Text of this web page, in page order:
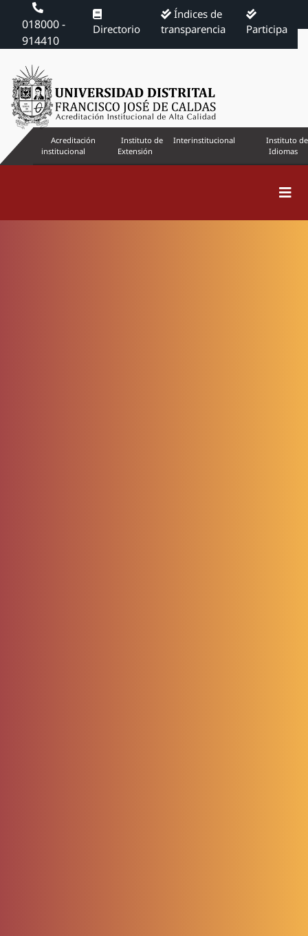
018000 -
914410
Directorio
Índices de
transparencia
Participa
Acreditación
institucional
Instituto de
Extensión
Interinstitucional
Instituto de
Idiomas